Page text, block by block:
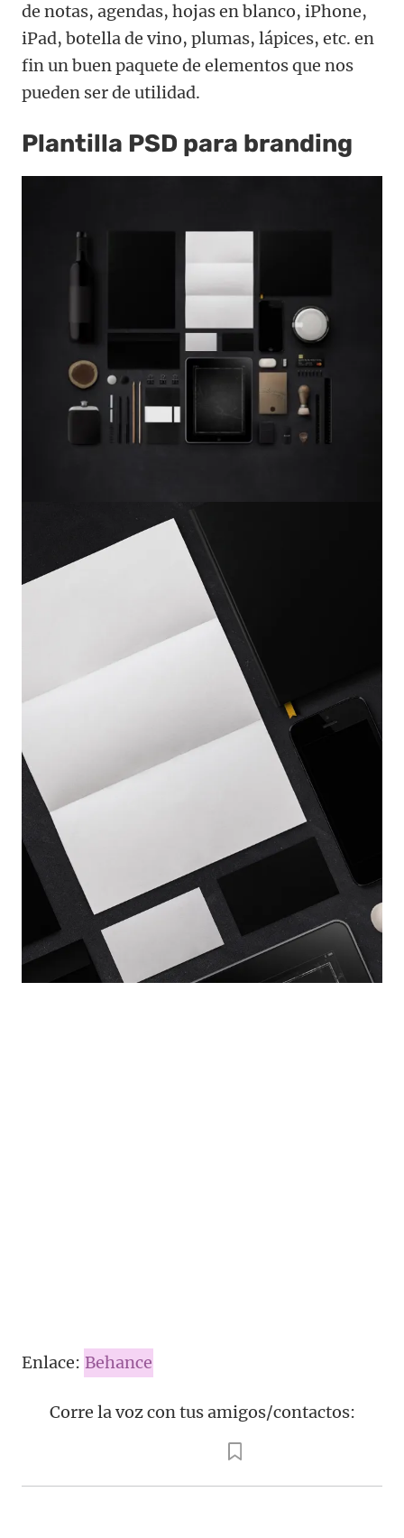
de notas, agendas, hojas en blanco, iPhone,
iPad, botella de vino, plumas, lápices, etc. en
fin un buen paquete de elementos que nos
pueden ser de utilidad.
Plantilla PSD para branding
Enlace: Behance
Corre la voz con tus amigos/contactos: